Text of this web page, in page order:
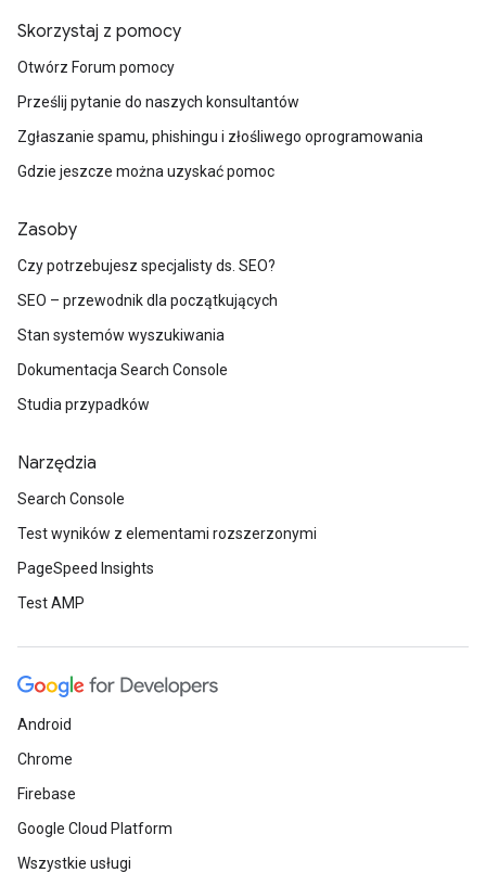
Skorzystaj z pomocy
Otwórz Forum pomocy
Prześlij pytanie do naszych konsultantów
Zgłaszanie spamu, phishingu i złośliwego oprogramowania
Gdzie jeszcze można uzyskać pomoc
Zasoby
Czy potrzebujesz specjalisty ds. SEO?
SEO – przewodnik dla początkujących
Stan systemów wyszukiwania
Dokumentacja Search Console
Studia przypadków
Narzędzia
Search Console
Test wyników z elementami rozszerzonymi
PageSpeed Insights
Test AMP
Android
Chrome
Firebase
Google Cloud Platform
Wszystkie usługi